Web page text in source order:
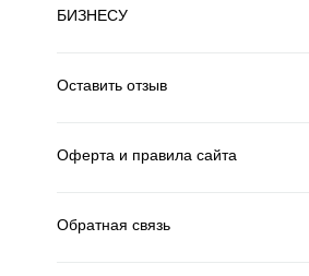
БИЗНЕСУ
Оставить отзыв
Оферта и правила сайта
Обратная связь